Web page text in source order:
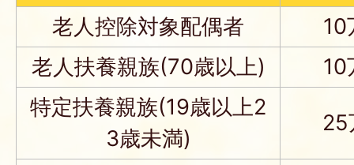
老人控除対象配偶者
10
老人扶養親族(70歳以上)
10
特定扶養親族(19歳以上2
3歳未満)
25